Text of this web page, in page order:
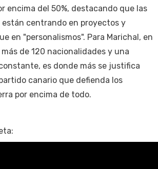
encima del 50%, destacando que las
están centrando en proyectos y
en "personalismos". Para Marichal, en
de 120 nacionalidades y una
es donde más se justifica
canario que defienda los
por encima de todo.